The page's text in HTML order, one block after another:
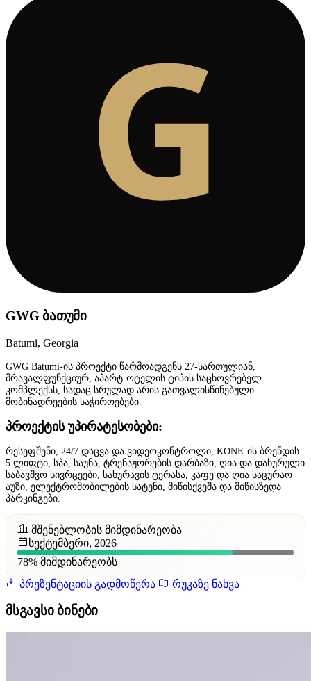
GWG ბათუმი
Batumi, Georgia
GWG Batumi-ის პროექტი წარმოადგენს 27-სართულიან,
მრავალფუნქციურ, აპარტ-ოტელის ტიპის საცხოვრებელ
კომპლექსს, სადაც სრულად არის გათვალისწინებული
მობინადრეების საჭიროებები.
პროექტის უპირატესობები:
რესეფშენი, 24/7 დაცვა და ვიდეოკონტროლი, KONE-ის ბრენდის
5 ლიფტი, სპა, საუნა, ტრენაჟორების დარბაზი, ღია და დახურული
საბავშვო სივრცეები, სახურავის ტერასა, კაფე და ღია საცურაო
აუზი, ელექტრომობილების სატენი, მიწისქვეშა და მიწისზედა
პარკინგები.
მშენებლობის მიმდინარეობა
სექტემბერი, 2026
78% მიმდინარეობს
პრეზენტაციის გადმოწერა
რუკაზე ნახვა
მსგავსი ბინები